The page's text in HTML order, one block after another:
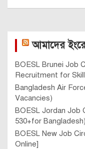
আমাদের
BOESL Brunei Job
Recruitment for
Bangladesh Air
Vacancies)
BOESL Jordan Job
530+for Bangladesh)
BOESL New Job
Online]